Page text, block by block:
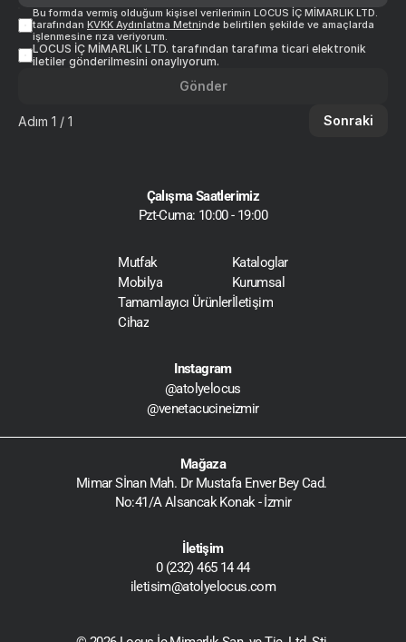
Bu formda vermiş olduğum kişisel verilerimin LOCUS İÇ MİMARLIK LTD.
tarafından KVKK Aydınlatma Metninde belirtilen şekilde ve amaçlarda
işlenmesine rıza veriyorum.
LOCUS İÇ MİMARLIK LTD. tarafından tarafıma ticari elektronik
iletiler gönderilmesini onaylıyorum.
Gönder
Adım 1 / 1 Sonraki
Çalışma Saatlerimiz
Pzt-Cuma: 10:00 - 19:00
Mutfak
Mobilya
Tamamlayıcı Ürünler
Cihaz
Kataloglar
Kurumsal
İletişim
Instagram
@atolyelocus
@venetacucineizmir
Mağaza
Mimar Sİnan Mah. Dr Mustafa Enver Bey Cad.
No:41/A Alsancak Konak - İzmir
İletişim
0 (232) 465 14 44
iletisim@atolyelocus.com